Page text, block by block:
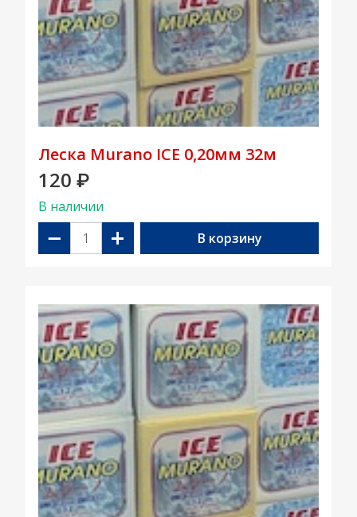
Леска Murano ICE 0,20мм 32м
120 ₽
В наличии
− + В корзину